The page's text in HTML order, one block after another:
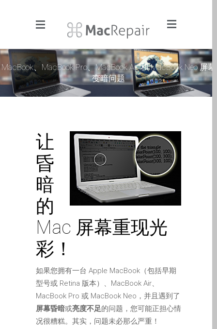
Menu
Click to Get It Fixed Now
Pages
About Us
Apple iPad Tablet Repair
Apple iPhone Repair
Dundee- Screen, Battery,
Charging & More
Apple iPhone SE Repair
Apple iPod Repair Dundee
Apple Mac macOS & OS X
Apple Mac Mini Repairs
and Upgrades in Dundee
Apple Mac Pro Repair
Dundee – Mac Pro Server
– Upgrades
MacBook、MacBook Pro、MacBook Air 和 MacBook Neo 屏幕
变暗问题
让
昏
暗
的
Mac 屏幕重现光
彩！
如果您拥有一台 Apple MacBook（包括早期
型号或 Retina 版本）、MacBook Air、
MacBook Pro 或 MacBook Neo，并且遇到了
屏幕昏暗或亮度不足的问题，您可能正担心情
况很糟糕。其实，问题未必那么严重！